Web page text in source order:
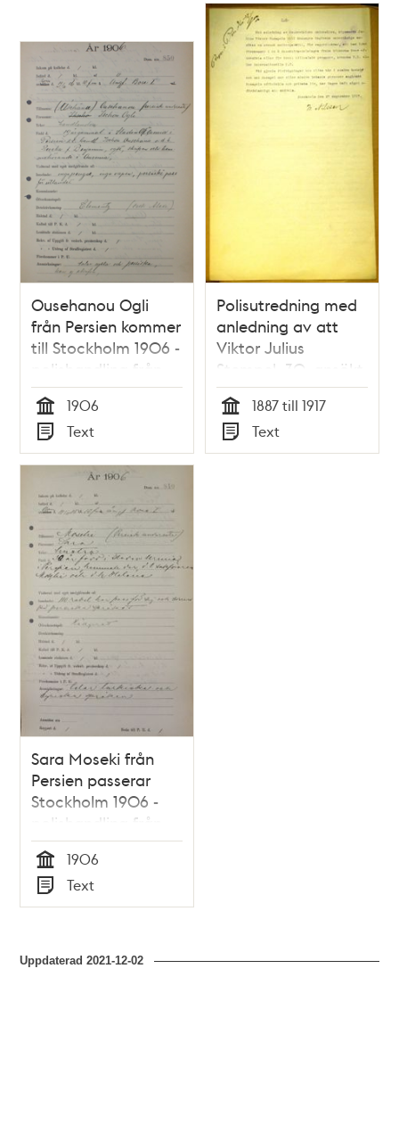
Ousehanou Ogli
från Persien kommer
till Stockholm 1906 -
polishandling från
utlänningsexpeditionen
Tid
1906
Typ
Text
Polisutredning med
anledning av att
Viktor Julius
Stempel, 30, ansökt
om svensk
medborgarrätt
Tid
1887 till 1917
Typ
Text
Sara Moseki från
Persien passerar
Stockholm 1906 -
polishandling från
utlänningsexpeditionen
Tid
1906
Typ
Text
Uppdaterad2021-12-02